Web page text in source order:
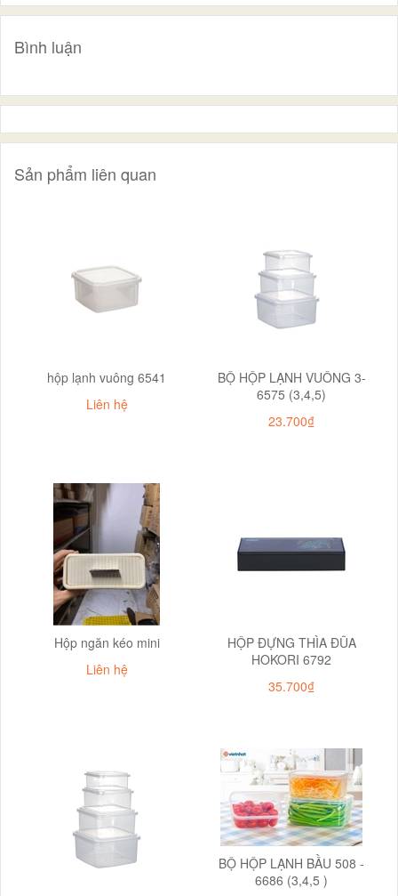
Bình luận
Sản phẩm liên quan
hộp lạnh vuông 6541
Liên hệ
BỘ HỘP LẠNH VUÔNG 3-
6575 (3,4,5)
23.700₫
Hộp ngăn kéo mini
Liên hệ
HỘP ĐỰNG THÌA ĐŨA
HOKORI 6792
35.700₫
BỘ HỘP LẠNH BẦU 508 -
6686 (3,4,5 )